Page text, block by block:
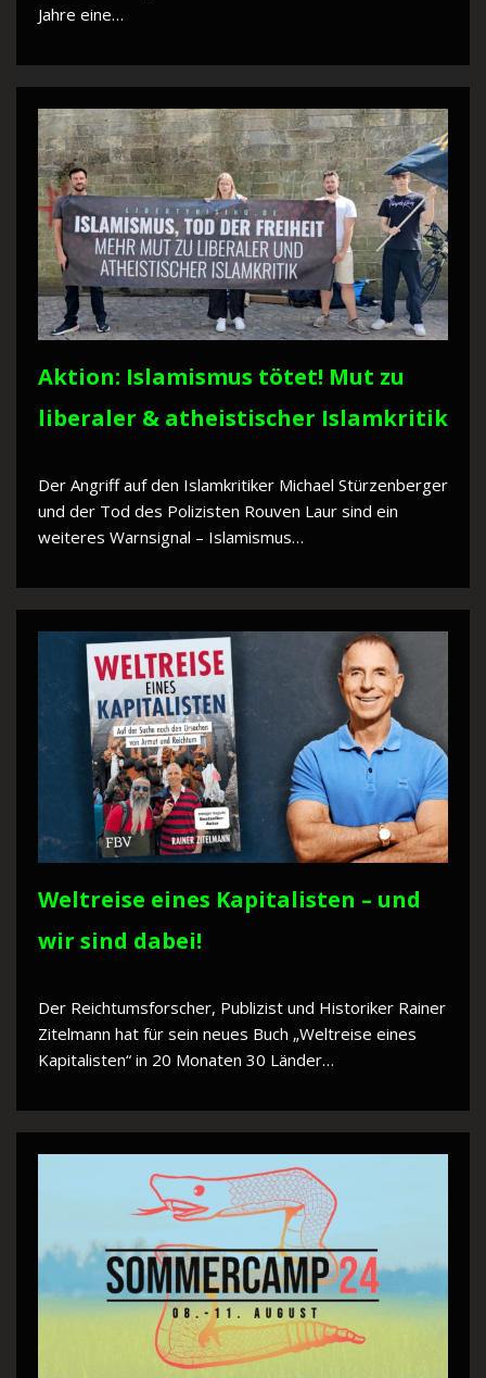
Jahre eine…
Aktion: Islamismus tötet! Mut zu
liberaler & atheistischer Islamkritik
Der Angriff auf den Islamkritiker Michael Stürzenberger
und der Tod des Polizisten Rouven Laur sind ein
weiteres Warnsignal – Islamismus…
Weltreise eines Kapitalisten – und
wir sind dabei!
Der Reichtumsforscher, Publizist und Historiker Rainer
Zitelmann hat für sein neues Buch „Weltreise eines
Kapitalisten“ in 20 Monaten 30 Länder…